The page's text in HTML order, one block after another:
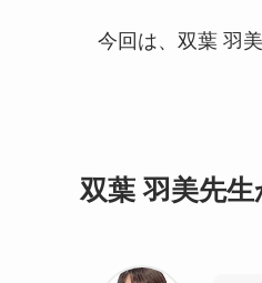
今回は、双葉 羽
双葉 羽美先